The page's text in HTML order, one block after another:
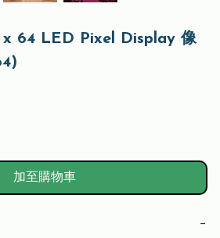
64 LED Pixel Display 像
加至購物車
−